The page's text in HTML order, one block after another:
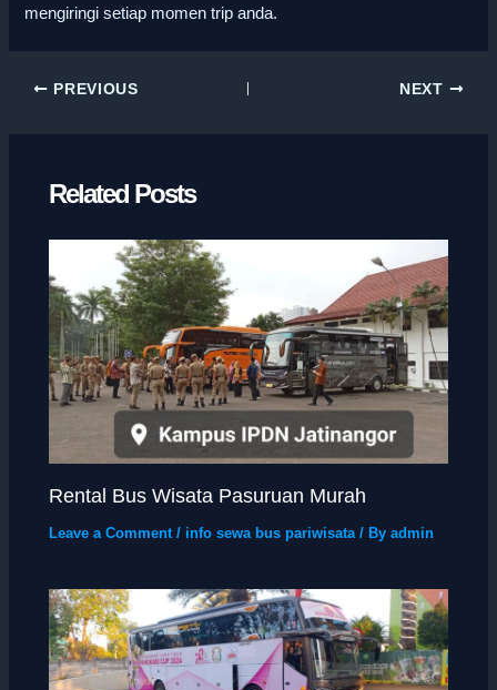
mengiringi setiap momen trip anda.
PREVIOUS NEXT
Related Posts
Rental Bus Wisata Pasuruan Murah
Leave a Comment / info sewa bus pariwisata / Byadmin